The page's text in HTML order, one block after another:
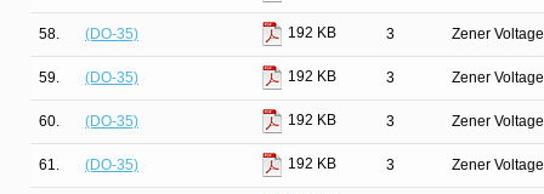
58. (DO-35) 192 KB 3 Zener
59. (DO-35) 192 KB 3 Zener
60. (DO-35) 192 KB 3 Zener
61. (DO-35) 192 KB 3 Zener